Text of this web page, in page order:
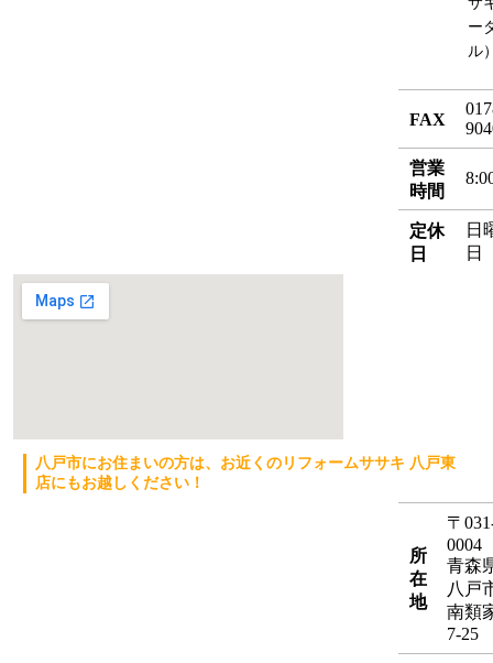
ー
ル
FAX
営業
時間
定休
日
日
日
八戸市にお住まいの方は、お近くのリフォームササキ 八戸東
店にもお越しください！
所
在
地
〒
0004
青森
八戸
南類
7-25